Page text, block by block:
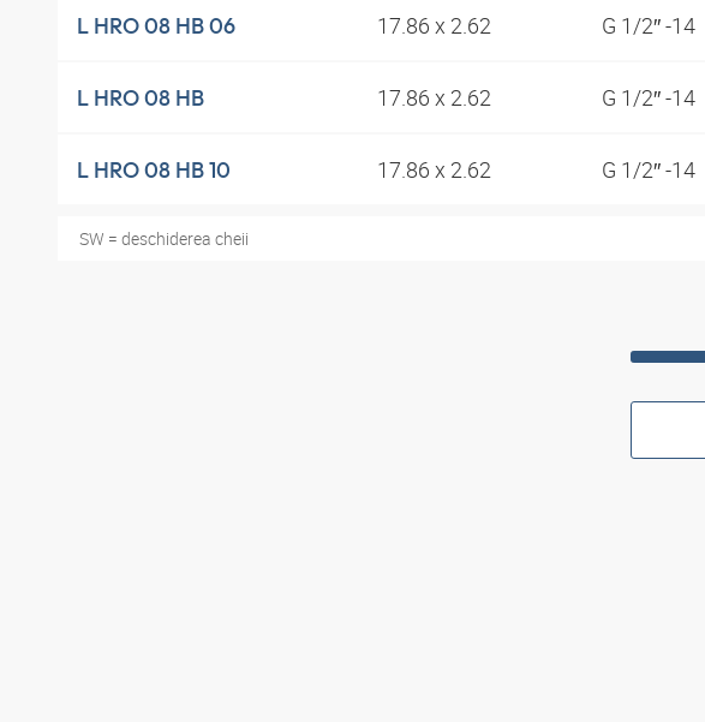
L HRO 08 HB 06 17.86 x 2.62 G 1/2″ -14
L HRO 08 HB 17.86 x 2.62 G 1/2″ -14
L HRO 08 HB 10 17.86 x 2.62 G 1/2″ -14
SW = deschiderea cheii